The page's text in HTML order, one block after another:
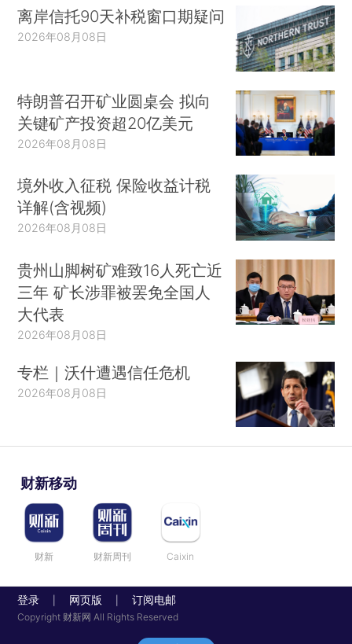
离岸信托90天补税窗口期疑问
2026年08月08日
特朗普召开矿业圆桌会 拟向
关键矿产投资超20亿美元
2026年08月08日
境外收入征税 保险收益计税
详解(含视频)
2026年08月08日
贵州山脚树矿难致16人死亡近
三年 矿长涉罪被罢免全国人
大代表
2026年08月08日
专栏｜沃什遭遇信任危机
2026年08月08日
财新移动
财新 财新周刊 Caixin
登录 网页版 订阅电邮
Copyright 财新网 All Rights Reserved